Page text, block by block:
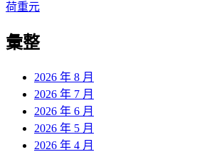
導
覽
荷重元
彙整
2026 年 8 月
2026 年 7 月
2026 年 6 月
2026 年 5 月
2026 年 4 月